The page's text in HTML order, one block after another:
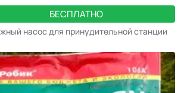
БЕСПЛАТНО
насос для принудительной станции